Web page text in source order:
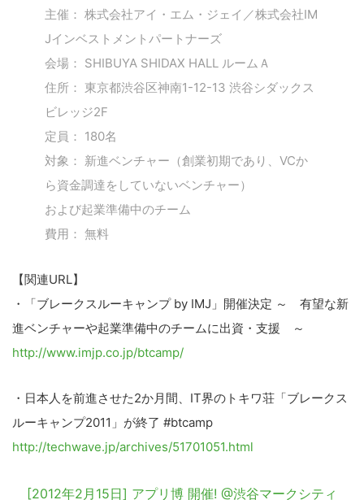
主催： 株式会社アイ・エム・ジェイ／株式会社IM
Jインベストメントパートナーズ
会場： SHIBUYA SHIDAX HALL ルームＡ
住所： 東京都渋谷区神南1-12-13 渋谷シダックス
ビレッジ2F
定員： 180名
対象： 新進ベンチャー（創業初期であり、VCか
ら資金調達をしていないベンチャー）
および起業準備中のチーム
費用： 無料
【関連URL】
・「ブレークスルーキャンプ by IMJ」開催決定 ～ 有望な新
進ベンチャーや起業準備中のチームに出資・支援 ～
http://www.imjp.co.jp/btcamp/
・日本人を前進させた2か月間、IT界のトキワ荘「ブレークス
ルーキャンプ2011」が終了 #btcamp
http://techwave.jp/archives/51701051.html
[2012年2月15日] アプリ博 開催! @渋谷マークシティ